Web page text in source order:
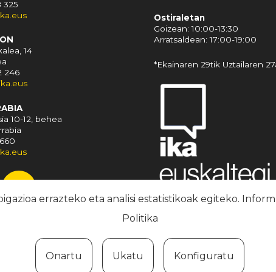
325
14
246
10-12, behea
Ostiraletan
Goizean: 10:00-13:30
Arratsaldean: 17:00-19:00
*Ekainaren 29tik Uztailaren
errazteko eta analisi estatistikoak egiteko.
Politika
Onartu Ukatu Konfiguratu